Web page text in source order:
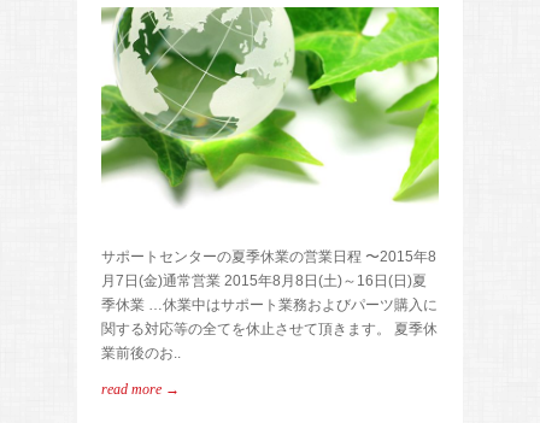
サポートセンターの夏季休業の営業日程 〜2015年8
月7日(金)通常営業 2015年8月8日(土)～16日(日)夏
季休業 …休業中はサポート業務およびパーツ購入に
関する対応等の全てを休止させて頂きます。 夏季休
業前後のお..
read more →